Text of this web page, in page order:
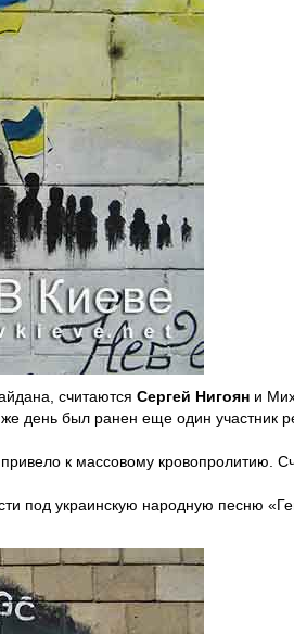
считаются Сергей Нигоян и
день был ранен еще один участник
к массовому кровопролитию.
под украинскую народную песню